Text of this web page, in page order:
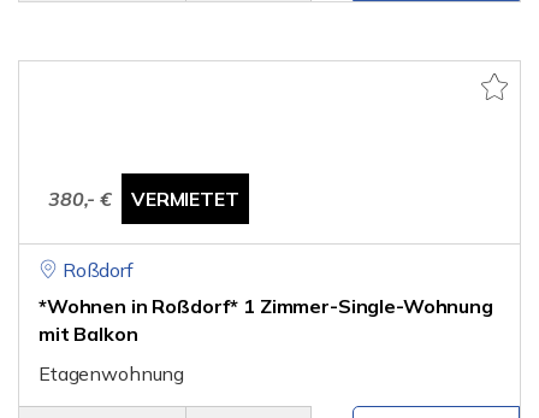
380,- € VERMIETET
Roßdorf
*Wohnen in Roßdorf* 1 Zimmer-Single-Wohnung
mit Balkon
Etagenwohnung